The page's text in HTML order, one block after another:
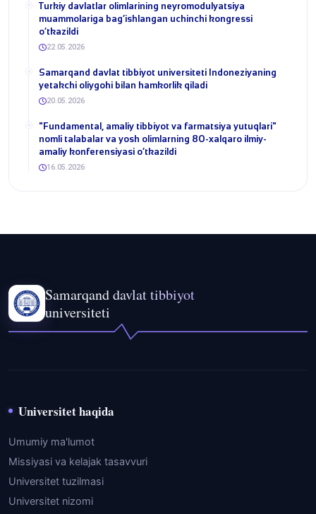
​Turkiy davlatlar olimlarining neyromodulyatsiya
muammolariga bag‘ishlangan uchinchi kongressi
o‘tkazildi
22.05.2026
Samarqand davlat tibbiyot universiteti Indoneziyaning
yetakchi oliygohi bilan hamkorlik qiladi
20.05.2026
​"Fundamental, amaliy tibbiyot va farmatsiya yutuqlari"
nomli talabalar va yosh olimlarning 80-xalqaro ilmiy-
amaliy konferensiyasi o‘tkazildi
16.05.2026
Samarqand davlat tibbiyot
universiteti
Universitet haqida
Umumiy ma'lumot
Missiyasi va kelajak tasavvuri
Universitet tuzilmasi
Universitet nizomi